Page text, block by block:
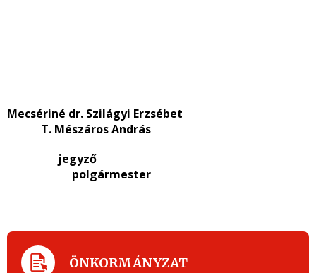
Mecsériné dr. Szilágyi Erzsébet
T. Mészáros András
jegyző
polgármester
ÖNKORMÁNYZAT